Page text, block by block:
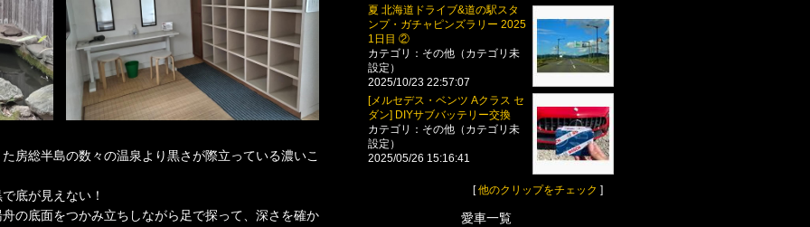
房総半島の数々の温泉より黒さが際立っている濃いこ
底が見えない！
の底面をつかみ立ちしながら足で探って、深さを確か
夏 北海道ドライブ&道の駅スタ
ンプ・ガチャピンズラリー 2025
1日目 ②
カテゴリ：その他（カテゴリ未
設定）
2025/10/23 22:57:07
[メルセデス・ベンツ Aクラス セ
ダン] DIYサブバッテリー交換
カテゴリ：その他（カテゴリ未
設定）
2025/05/26 15:16:41
[他のクリップをチェック ]
愛車一覧